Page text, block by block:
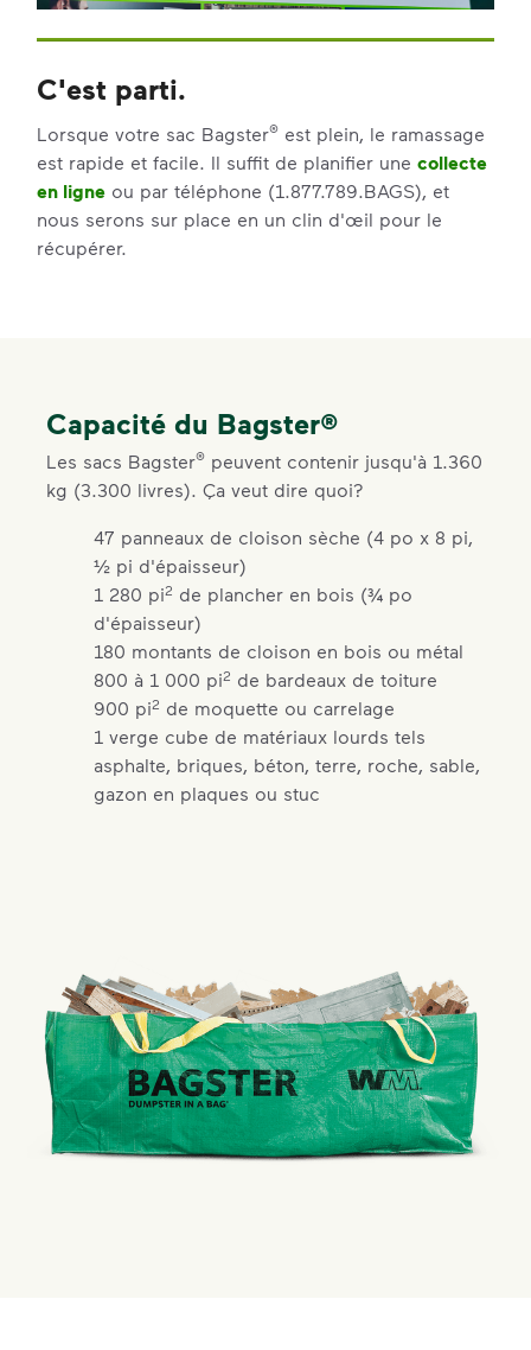
C'est parti.
Lorsque votre sac Bagster® est plein, le ramassage
est rapide et facile. Il suffit de planifier une collecte
en ligne ou par téléphone (1.877.789.BAGS), et
nous serons sur place en un clin d'œil pour le
récupérer.
Capacité du Bagster®
Les sacs Bagster® peuvent contenir jusqu'à 1.360
kg (3.300 livres). Ça veut dire quoi?
47 panneaux de cloison sèche (4 po x 8 pi,
½ pi d'épaisseur)
1 280 pi2 de plancher en bois (¾ po
d'épaisseur)
180 montants de cloison en bois ou métal
800 à 1 000 pi2 de bardeaux de toiture
900 pi2 de moquette ou carrelage
1 verge cube de matériaux lourds tels
asphalte, briques, béton, terre, roche, sable,
gazon en plaques ou stuc